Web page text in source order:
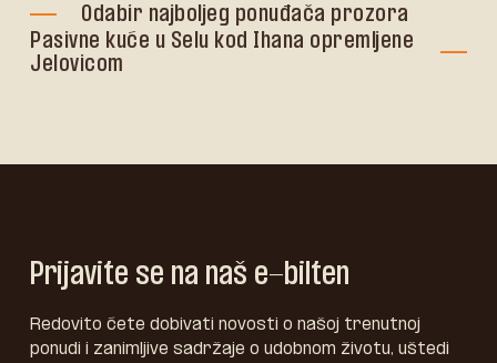
Odabir najboljeg ponuđača prozora
Pasivne kuće u Selu kod Ihana opremljene
Jelovicom
Prijavite se na naš e-bilten
Redovito ćete dobivati novosti o našoj trenutnoj
ponudi i zanimljive sadržaje o udobnom životu, uštedi